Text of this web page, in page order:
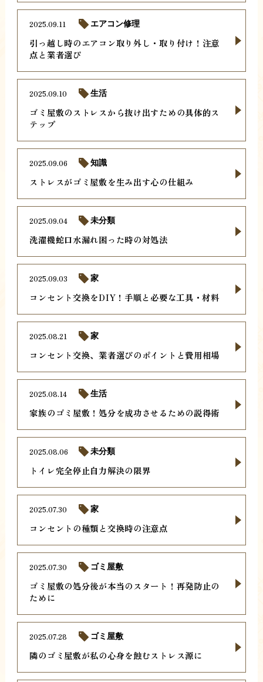
引っ越し時のエアコン取り外し・取り付け！注意
点と業者選び
2025.09.11 エアコン修理
ゴミ屋敷のストレスから抜け出すための具体的ス
テップ
2025.09.10 生活
ストレスがゴミ屋敷を生み出す心の仕組み
2025.09.06 知識
洗濯機蛇口水漏れ困った時の対処法
2025.09.04 未分類
コンセント交換をDIY！手順と必要な工具・材料
2025.09.03 家
コンセント交換、業者選びのポイントと費用相場
2025.08.21 家
家族のゴミ屋敷！処分を成功させるための説得術
2025.08.14 生活
トイレ完全停止自力解決の限界
2025.08.06 未分類
コンセントの種類と交換時の注意点
2025.07.30 家
ゴミ屋敷の処分後が本当のスタート！再発防止の
ために
2025.07.30 ゴミ屋敷
隣のゴミ屋敷が私の心身を蝕むストレス源に
2025.07.28 ゴミ屋敷